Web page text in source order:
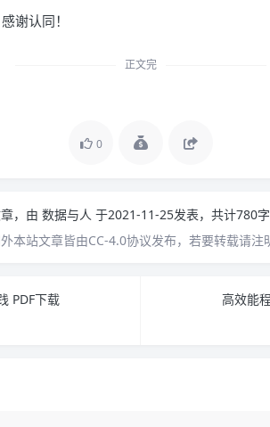
谢认同！
正文完
0
，由 数据与人 于2021-11-25发表，共计780字
本站文章皆由CC-4.0协议发布，若要转载请注
PDF下载
高效能